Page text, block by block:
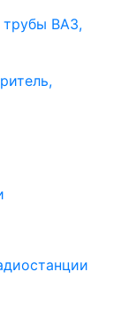
трубы ВАЗ,